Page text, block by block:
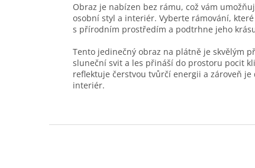
Obraz je nabízen bez rámu, což vám
osobní styl a interiér. Vyberte rámování,
s přírodním prostředím a podtrhne jeho
Tento jedinečný obraz na plátně je skvělým
sluneční svit a les přináší do prostoru pocit
reflektuje čerstvou tvůrčí energii a zároveň
interiér.